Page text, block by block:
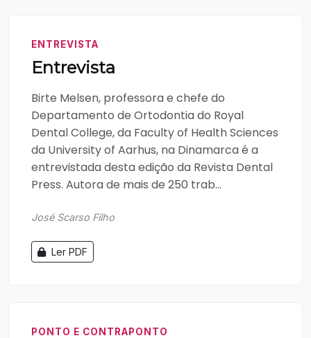
ENTREVISTA
Entrevista
Birte Melsen, professora e chefe do
Departamento de Ortodontia do Royal
Dental College, da Faculty of Health Sciences
da University of Aarhus, na Dinamarca é a
entrevistada desta edição da Revista Dental
Press. Autora de mais de 250 trab...
José Scarso Filho
Ler PDF
PONTO E CONTRAPONTO